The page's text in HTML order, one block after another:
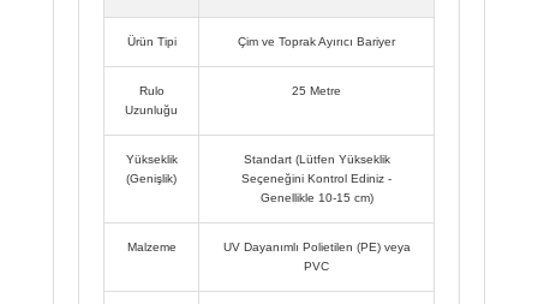
Ürün Tipi Çim ve Toprak Ayırıcı Bariyer
Rulo
Uzunluğu
25 Metre
Yükseklik
(Genişlik)
Standart (Lütfen Yükseklik
Seçeneğini Kontrol Ediniz -
Genellikle 10-15 cm)
Malzeme
UV Dayanımlı Polietilen (PE) veya
PVC